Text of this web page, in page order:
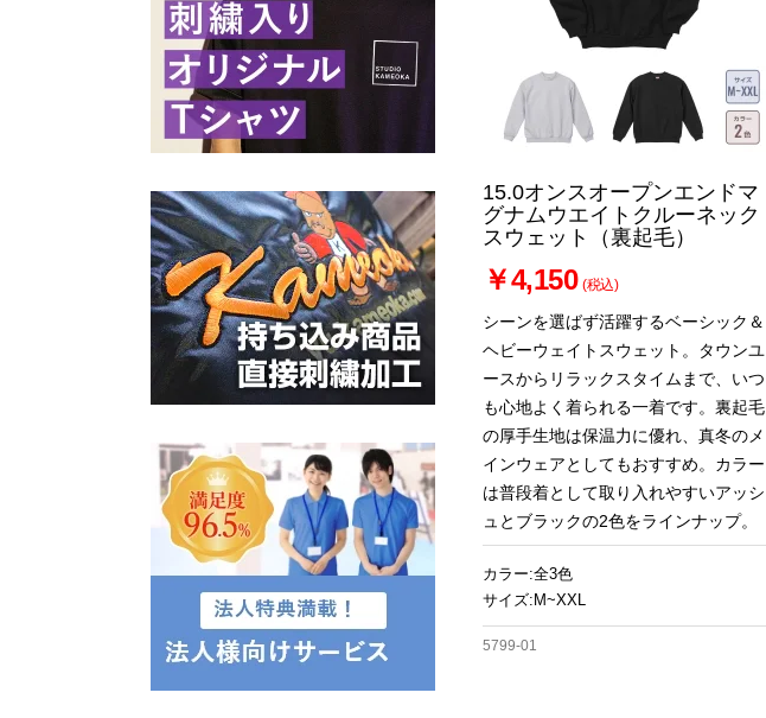
15.0オンスオープンエンドマ
グナムウエイトクルーネック
スウェット（裏起毛）
￥4,150 (税込)
シーンを選ばず活躍するベーシック＆
ヘビーウェイトスウェット。タウンユ
ースからリラックスタイムまで、いつ
も心地よく着られる一着です。裏起毛
の厚手生地は保温力に優れ、真冬のメ
インウェアとしてもおすすめ。カラー
は普段着として取り入れやすいアッシ
ュとブラックの2色をラインナップ。
カラー:全3色
サイズ:M~XXL
5799-01